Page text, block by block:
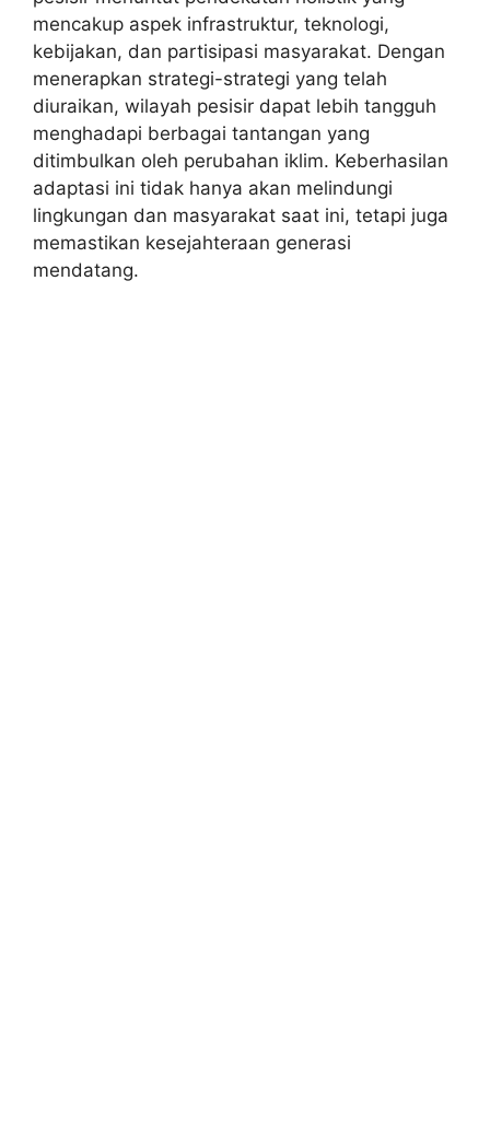
mencakup aspek infrastruktur, teknologi,
kebijakan, dan partisipasi masyarakat. Dengan
menerapkan strategi-strategi yang telah
diuraikan, wilayah pesisir dapat lebih tangguh
menghadapi berbagai tantangan yang
ditimbulkan oleh perubahan iklim. Keberhasilan
adaptasi ini tidak hanya akan melindungi
lingkungan dan masyarakat saat ini, tetapi juga
memastikan kesejahteraan generasi
mendatang.